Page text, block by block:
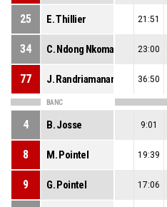
25 E. Thillier 21:51
34 C. Ndong Nkoma 23:00
77 J. Randriamananjara 36:50
BANC
4 B. Josse 9:01
8 M. Pointel 19:39
9 G. Pointel 17:06